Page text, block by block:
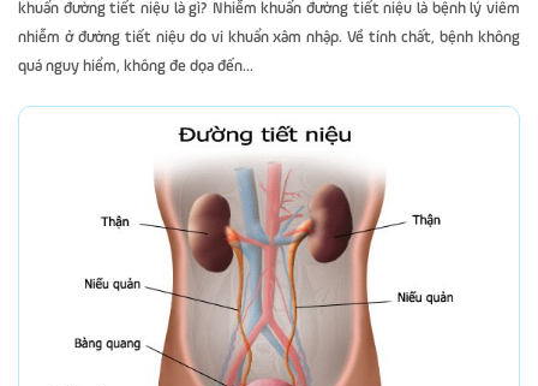
khuẩn đường tiết niệu là gì? Nhiễm khuẩn đường tiết niệu là bệnh lý viêm
nhiễm ở đường tiết niệu do vi khuẩn xâm nhập. Về tính chất, bệnh không
quá nguy hiểm, không đe dọa đến...